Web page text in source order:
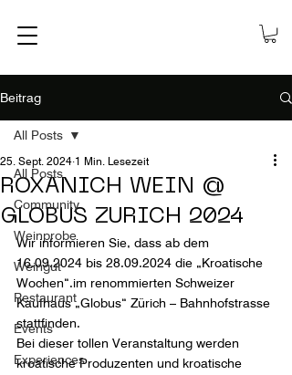
Beitrag
All Posts
Community
Weinprobe
Weingut
Restaurant
Events
Experiences
All Posts
ROXANICH WEIN @
GLOBUS ZURICH 2024
25. Sept. 2024 1 Min. Lesezeit
Wir informieren Sie, dass ab dem
16.09.2024 bis 28.09.2024 die „Kroatische
Wochen“.im renommierten Schweizer
Kaufhaus „Globus“ Zürich – Bahnhofstrasse
stattfinden.
Bei dieser tollen Veranstaltung werden
kroatische Produzenten und kroatische